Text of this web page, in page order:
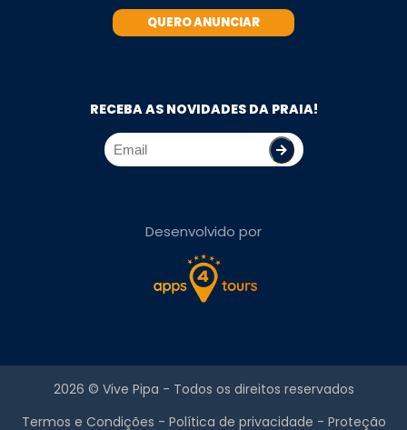
QUERO ANUNCIAR
RECEBA AS NOVIDADES DA PRAIA!
Desenvolvido por
2026 © Vive Pipa - Todos os direitos reservados
Termos e Condições - Política de privacidade - Proteção